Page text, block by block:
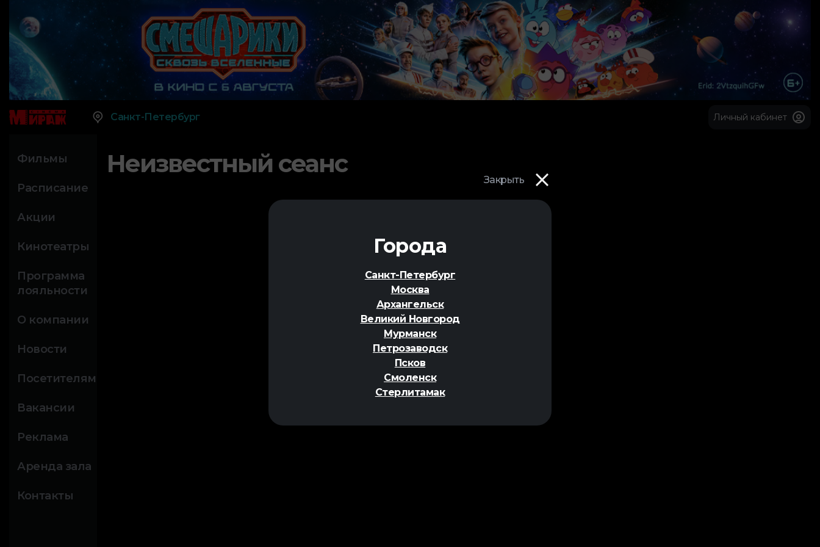
Закрыть
Города
Санкт-Петербург
Москва
Архангельск
Великий Новгород
Мурманск
Петрозаводск
Псков
Смоленск
Стерлитамак
Санкт-Петербург Личный кабинет
Фильмы
Расписание
Акции
Кинотеатры
Программа
лояльности
О компании
Новости
Посетителям
Вакансии
Реклама
Аренда зала
Контакты
Неизвестный сеанс